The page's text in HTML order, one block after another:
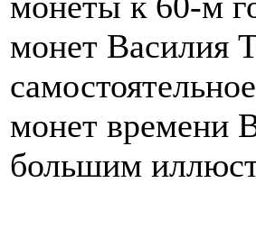
монет Василия
монет времени
большим